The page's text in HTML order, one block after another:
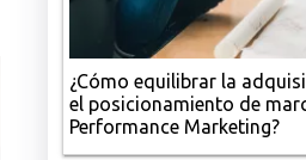
¿Cómo equilibrar la
el posicionamiento de
Performance Marketing?